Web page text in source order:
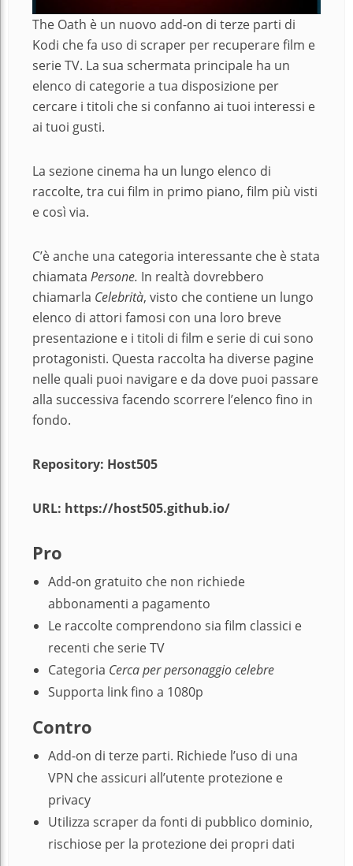
The Oath è un nuovo add-on di terze parti di
Kodi che fa uso di scraper per recuperare film e
serie TV. La sua schermata principale ha un
elenco di categorie a tua disposizione per
cercare i titoli che si confanno ai tuoi interessi e
ai tuoi gusti.
La sezione cinema ha un lungo elenco di
raccolte, tra cui film in primo piano, film più visti
e così via.
C’è anche una categoria interessante che è stata
chiamata Persone. In realtà dovrebbero
chiamarla Celebrità, visto che contiene un lungo
elenco di attori famosi con una loro breve
presentazione e i titoli di film e serie di cui sono
protagonisti. Questa raccolta ha diverse pagine
nelle quali puoi navigare e da dove puoi passare
alla successiva facendo scorrere l’elenco fino in
fondo.
Repository: Host505
URL: https://host505.github.io/
Pro
Add-on gratuito che non richiede
abbonamenti a pagamento
Le raccolte comprendono sia film classici e
recenti che serie TV
Categoria Cerca per personaggio celebre
Supporta link fino a 1080p
Contro
Add-on di terze parti. Richiede l’uso di una
VPN che assicuri all’utente protezione e
privacy
Utilizza scraper da fonti di pubblico dominio,
rischiose per la protezione dei propri dati